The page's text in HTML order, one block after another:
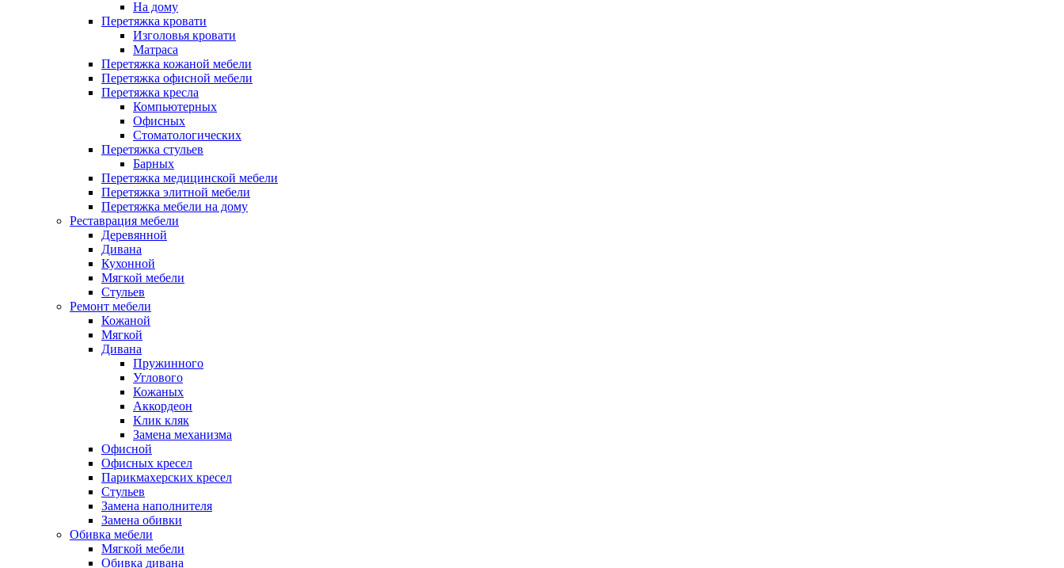
На дому
Перетяжка кровати
Изголовья кровати
Матраса
Перетяжка кожаной мебели
Перетяжка офисной мебели
Перетяжка кресла
Компьютерных
Офисных
Стоматологических
Перетяжка стульев
Барных
Перетяжка медицинской мебели
Перетяжка элитной мебели
Перетяжка мебели на дому
Реставрация мебели
Деревянной
Дивана
Кухонной
Мягкой мебели
Стульев
Ремонт мебели
Кожаной
Мягкой
Дивана
Пружинного
Углового
Кожаных
Аккордеон
Клик кляк
Замена механизма
Офисной
Офисных кресел
Парикмахерских кресел
Стульев
Замена наполнителя
Замена обивки
Обивка мебели
Мягкой мебели
Обивка дивана